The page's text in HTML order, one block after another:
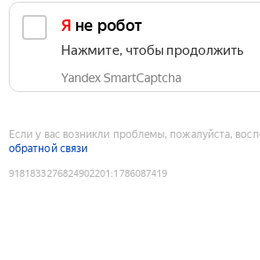
Я не робот
Нажмите, чтобы продолжить
Yandex SmartCaptcha
Если у вас возникли проблемы, пожалуйста,
обратной связи
9181833276824902201 :1786087419